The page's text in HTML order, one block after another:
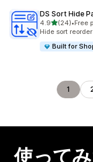
DS Sort Hide
4.95つ星中
(24)
合計レビュー数：
•Free
Hide sort
Built for
1
使って